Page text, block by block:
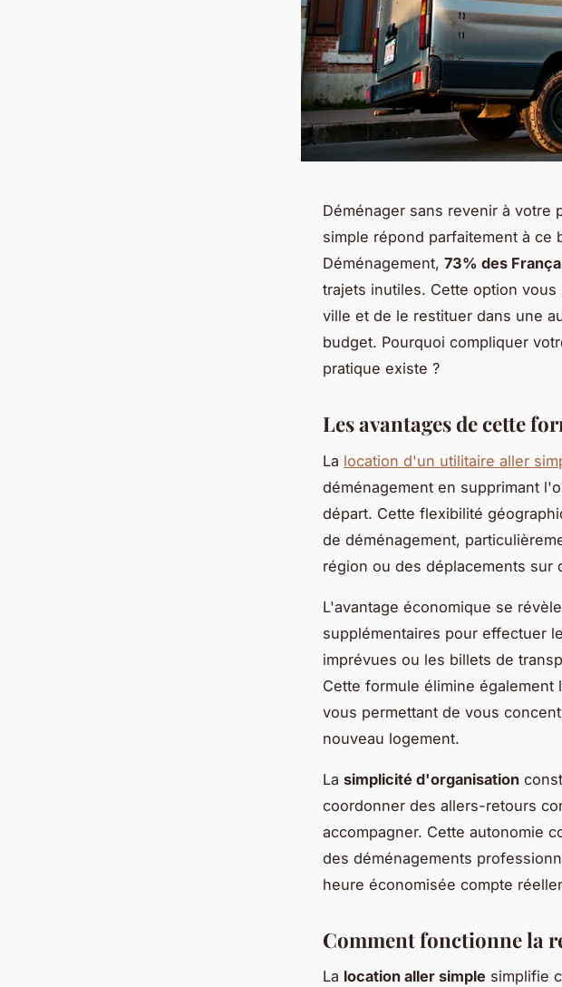
Déménager sans revenir à votre
simple répond parfaitement à ce
Déménagement, 73% des
trajets inutiles. Cette option
ville et de le restituer dans une
budget. Pourquoi compliquer
pratique existe ?
Les avantages de cette
La location d'un utilitaire aller
déménagement en supprimant
départ. Cette flexibilité
de déménagement,
région ou des déplacements sur
L'avantage économique se
supplémentaires pour effectuer
imprévues ou les billets de
Cette formule élimine
vous permettant de vous
nouveau logement.
La simplicité d'organisation
coordonner des allers-retours
accompagner. Cette autonomie
des déménagements
heure économisée compte
Comment fonctionne la
La location aller simple simplifie